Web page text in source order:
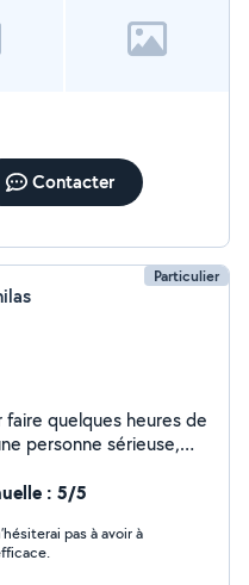
: devis sur
sur
ou le week-end.
Contacter
Particulier
faire quelques heures de
personne sérieuse,
: 5/5
pas à avoir à